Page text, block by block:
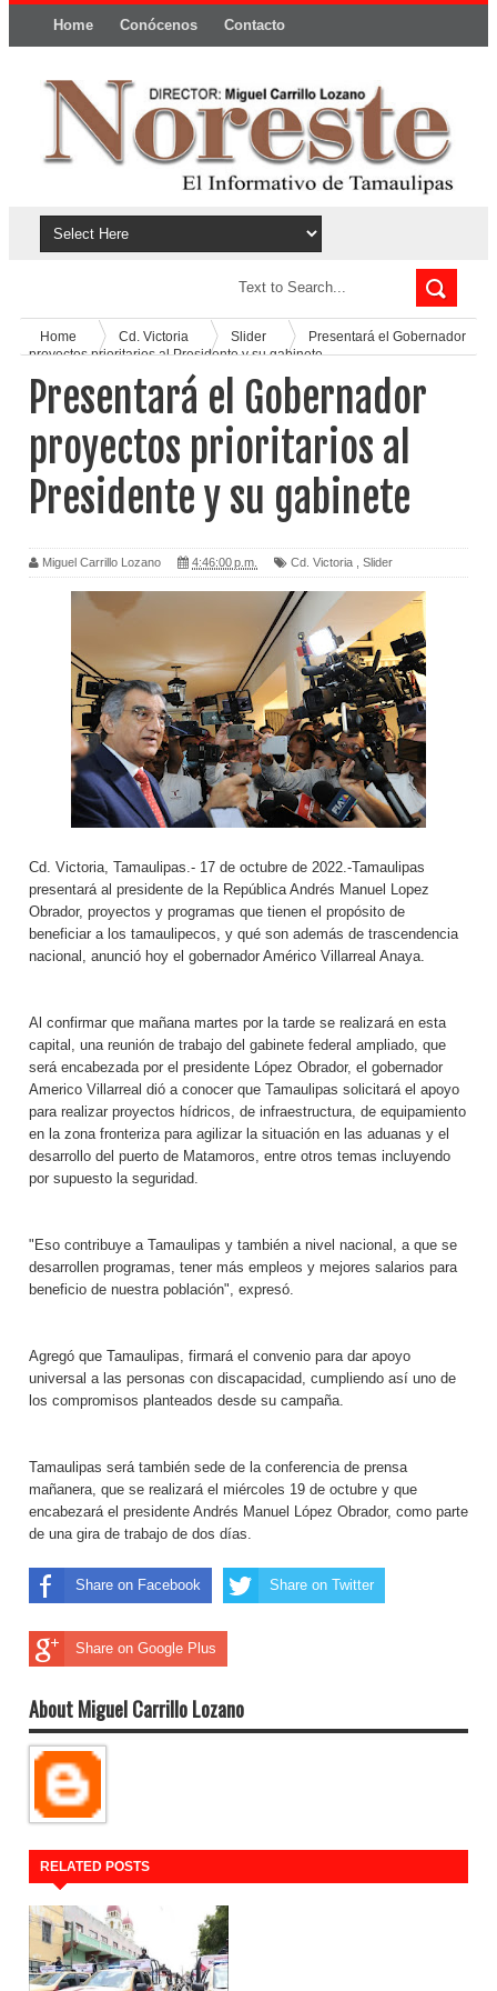
Home Conócenos Contacto
Home Cd. Victoria Slider
Presentará el Gobernador
proyectos prioritarios al Presidente y su gabinete
Presentará el Gobernador
proyectos prioritarios al
Presidente y su gabinete
Miguel Carrillo Lozano 4:46:00 p.m. Cd. Victoria Slider
Cd. Victoria, Tamaulipas.- 17 de octubre de 2022.-Tamaulipas
presentará al presidente de la República Andrés Manuel Lopez
Obrador, proyectos y programas que tienen el propósito de
beneficiar a los tamaulipecos, y qué son además de trascendencia
nacional, anunció hoy el gobernador Américo Villarreal Anaya.
Al confirmar que mañana martes por la tarde se realizará en esta
capital, una reunión de trabajo del gabinete federal ampliado, que
será encabezada por el presidente López Obrador, el gobernador
Americo Villarreal dió a conocer que Tamaulipas solicitará el apoyo
para realizar proyectos hídricos, de infraestructura, de equipamiento
en la zona fronteriza para agilizar la situación en las aduanas y el
desarrollo del puerto de Matamoros, entre otros temas incluyendo
por supuesto la seguridad.
"Eso contribuye a Tamaulipas y también a nivel nacional, a que se
desarrollen programas, tener más empleos y mejores salarios para
beneficio de nuestra población", expresó.
Agregó que Tamaulipas, firmará el convenio para dar apoyo
universal a las personas con discapacidad, cumpliendo así uno de
los compromisos planteados desde su campaña.
Tamaulipas será también sede de la conferencia de prensa
mañanera, que se realizará el miércoles 19 de octubre y que
encabezará el presidente Andrés Manuel López Obrador, como parte
de una gira de trabajo de dos días.
Share on Facebook Share on Twitter
Share on Google Plus
About Miguel Carrillo Lozano
RELATED POSTS